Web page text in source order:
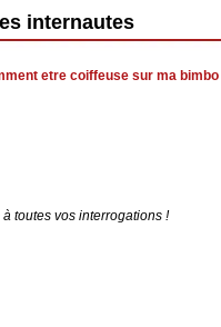
internautes
etre coiffeuse sur ma bimbo
toutes vos interrogations !